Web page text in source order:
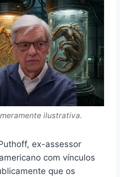
ilustrativa.
ex-assessor
com vínculos
que os